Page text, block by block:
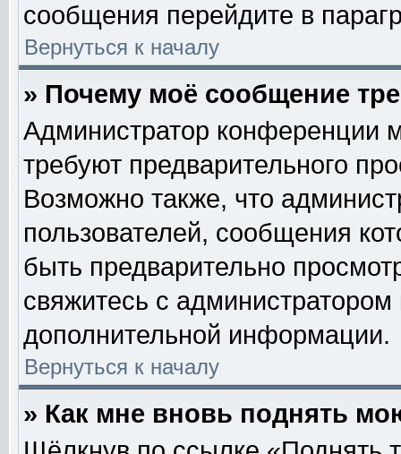
сообщения перейдите в
Вернуться к началу
» Почему моё сообщение
Администратор конференции
требуют предварительного
Возможно также, что
пользователей, сообщения
быть предварительно
свяжитесь с
дополнительной информации.
Вернуться к началу
» Как мне вновь поднять